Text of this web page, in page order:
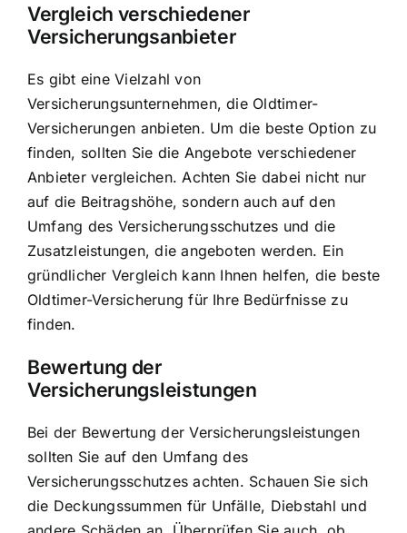
Vergleich verschiedener
Versicherungsanbieter
Es gibt eine Vielzahl von
Versicherungsunternehmen, die Oldtimer-
Versicherungen anbieten. Um die beste Option zu
finden, sollten Sie die Angebote verschiedener
Anbieter vergleichen. Achten Sie dabei nicht nur
auf die Beitragshöhe, sondern auch auf den
Umfang des Versicherungsschutzes und die
Zusatzleistungen, die angeboten werden. Ein
gründlicher Vergleich kann Ihnen helfen, die beste
Oldtimer-Versicherung für Ihre Bedürfnisse zu
finden.
Bewertung der
Versicherungsleistungen
Bei der Bewertung der Versicherungsleistungen
sollten Sie auf den Umfang des
Versicherungsschutzes achten. Schauen Sie sich
die Deckungssummen für Unfälle, Diebstahl und